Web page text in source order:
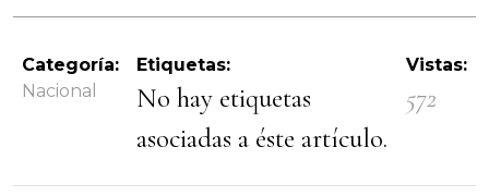
Categoría:
Nacional
Etiquetas:
No hay etiquetas
asociadas a éste artículo.
Vistas:
572